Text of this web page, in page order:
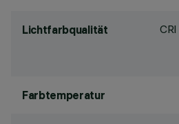
Lichtfarbqualität CRI
Farbtemperatur